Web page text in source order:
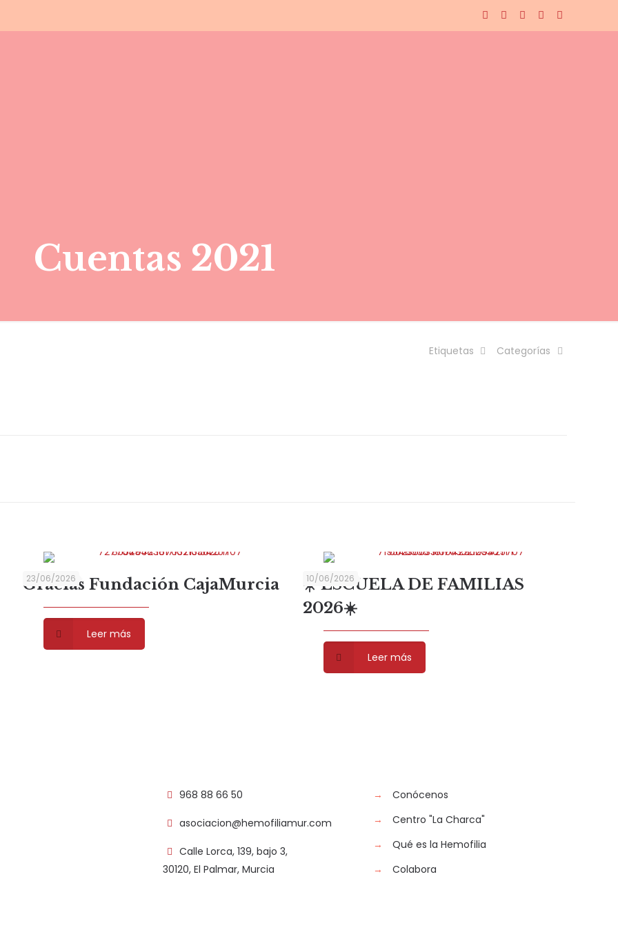
Cuentas 2021
Categorías
Etiquetas
23/06/2026
Gracias Fundación CajaMurcia
Leer más
10/06/2026
☀️ ESCUELA DE FAMILIAS
2026☀️
Leer más
968 88 66 50
asociacion@hemofiliamur.com
Calle Lorca, 139, bajo 3,
30120, El Palmar, Murcia
→
Conócenos
→
Centro "La Charca"
→
Qué es la Hemofilia
→
Colabora